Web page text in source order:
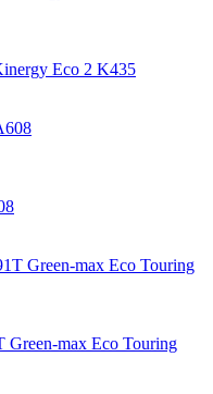
Eco 2 K435
max Eco Touring